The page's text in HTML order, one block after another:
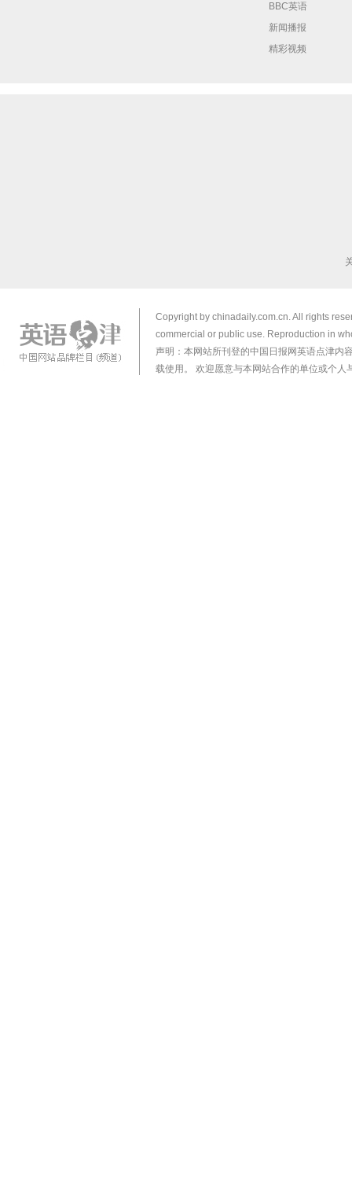
BBC英语
新闻播报
精彩视频
Copyright by chinadaily.com.cn. All rights
commercial or public use. Reproduction in
声明：本网站所刊登的中国日报网英语点津内
载使用。 欢迎愿意与本网站合作的单位或个人